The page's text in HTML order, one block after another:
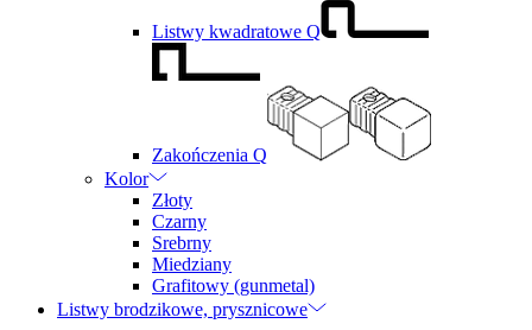
Listwy kwadratowe Q
Zakończenia Q
Kolor
Złoty
Czarny
Srebrny
Miedziany
Grafitowy (gunmetal)
Listwy brodzikowe, prysznicowe